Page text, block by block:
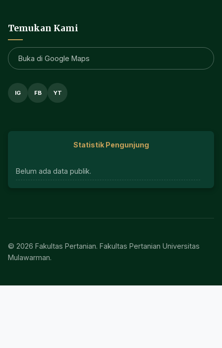
Temukan Kami
Buka di Google Maps
IG FB YT
Statistik Pengunjung
Belum ada data publik.
© 2026 Fakultas Pertanian. Fakultas Pertanian Universitas
Mulawarman.